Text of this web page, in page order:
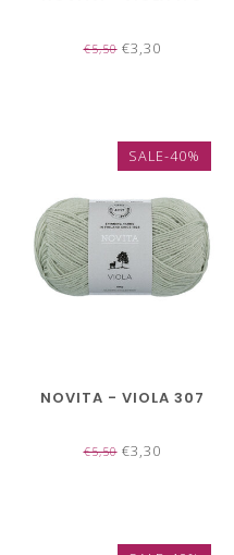
€5,50€3,30
SALE-40%
NOVITA - VIOLA 307
€5,50€3,30